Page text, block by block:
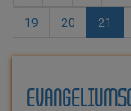
19 20 21